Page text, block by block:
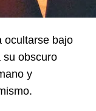
ocultarse bajo
su obscuro
y